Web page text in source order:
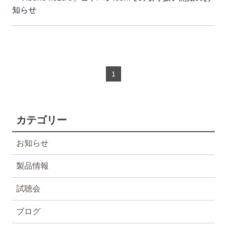
知らせ
1
カテゴリー
お知らせ
製品情報
試聴会
ブログ